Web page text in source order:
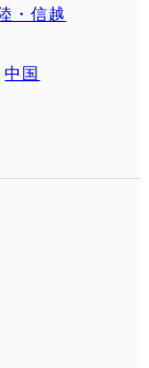
・信越
中国